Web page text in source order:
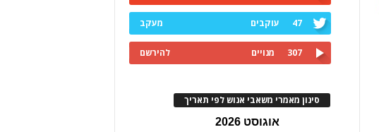
47 עוקבים מעקב
307 מנויים להירשם
סינון מאמרי משאבי אנוש לפי תאריך
אוגוסט 2026